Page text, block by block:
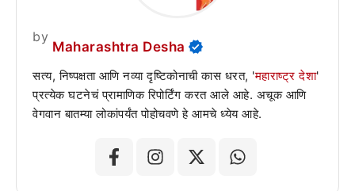
by
Maharashtra Desha
सत्य, निष्पक्षता आणि नव्या दृष्टिकोनाची कास धरत, 'महाराष्ट्र देशा'
प्रत्येक घटनेचं प्रामाणिक रिपोर्टिंग करत आले आहे. अचूक आणि
वेगवान बातम्या लोकांपर्यंत पोहोचवणे हे आमचे ध्येय आहे.